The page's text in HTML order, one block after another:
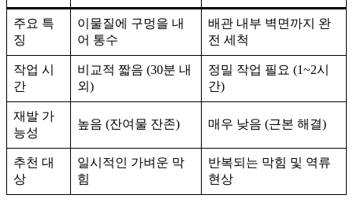
주요 특
징
이물질에 구멍을 내
어 통수
배관 내부 벽면까지 완
전 세척
작업 시
간
비교적 짧음 (30분 내
외)
정밀 작업 필요 (1~2시
간)
재발 가
능성
높음 (잔여물 잔존) 매우 낮음 (근본 해결)
추천 대
상
일시적인 가벼운 막
힘
반복되는 막힘 및 역류
현상